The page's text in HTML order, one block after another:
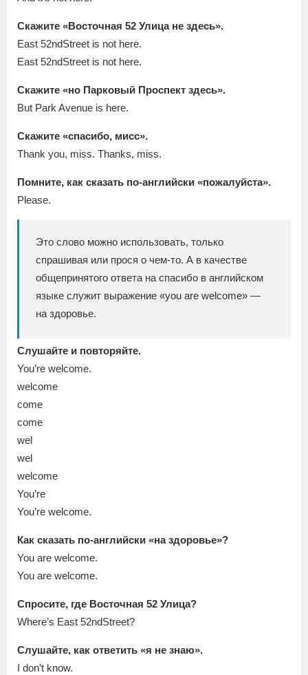
Скажите «Восточная 52 Улица не здесь».
East 52ndStreet is not here.
East 52ndStreet is not here.
Скажите «но Парковый Проспект здесь».
But Park Avenue is here.
Скажите «спасибо, мисс».
Thank you, miss. Thanks, miss.
Помните, как сказать по-английски «пожалуйста».
Please.
Это слово можно использовать, только
спрашивая или прося о чем-то. А в качестве
общепринятого ответа на спасибо в английском
языке служит выражение «you are welcome» —
на здоровье.
Слушайте и повторяйте.
You’re welcome.
welcome
come
come
wel
wel
welcome
You’re
You’re welcome.
Как сказать по-английски «на здоровье»?
You are welcome.
You are welcome.
Спросите, где Восточная 52 Улица?
Where’s East 52ndStreet?
Слушайте, как ответить «я не знаю».
I don’t know.